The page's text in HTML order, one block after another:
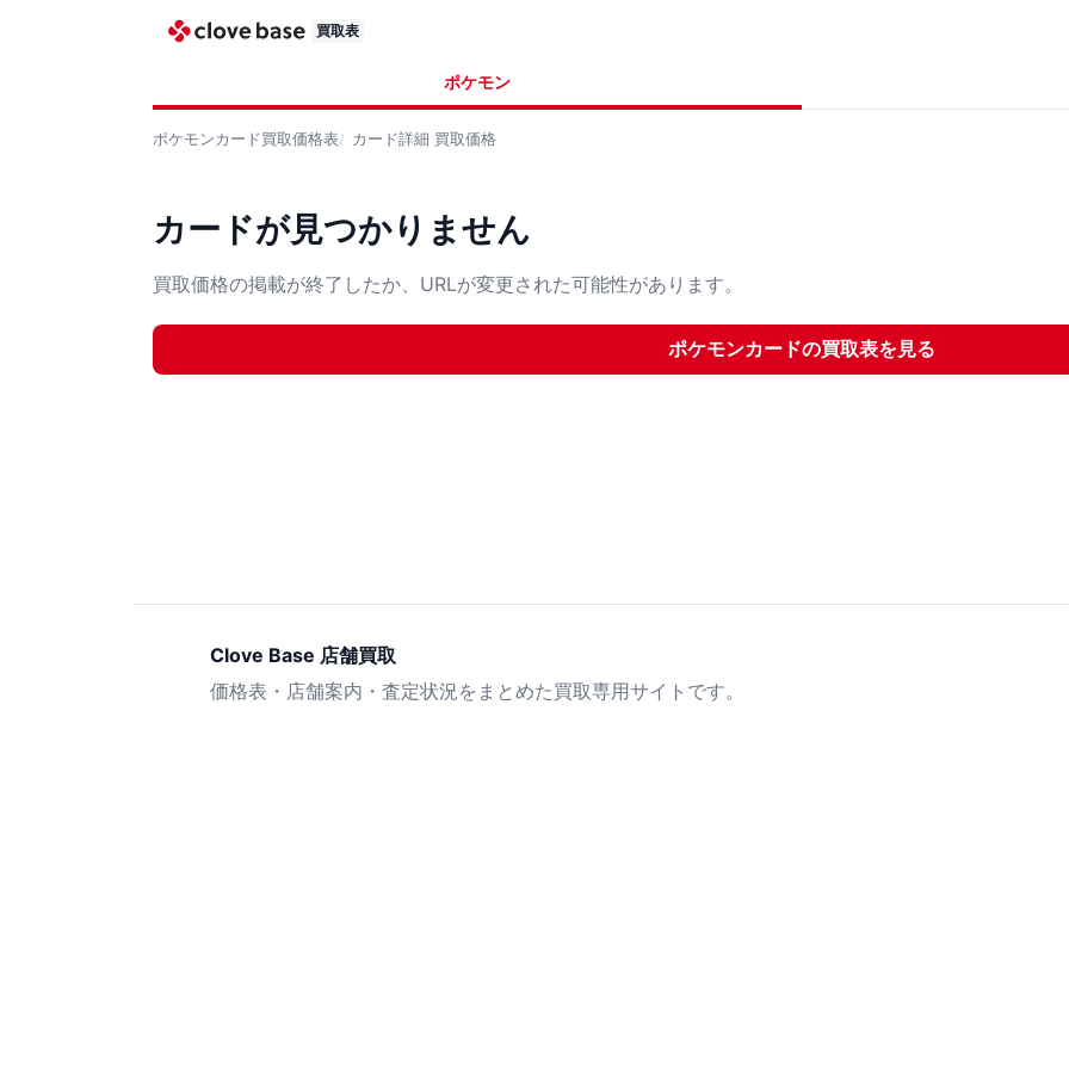
買取表
ポケモン
ポケモンカード買取価格表 カード詳細 買取価格
カードが見つかりません
買取価格の掲載が終了したか、URLが変更された可能性があります。
ポケモンカードの買取表を見る
Clove Base 店舗買取
価格表・店舗案内・査定状況をまとめた買取専用サイトです。